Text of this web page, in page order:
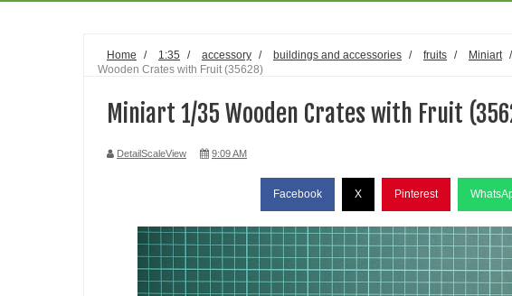
Home / 1:35 / accessory / buildings and accessories / fruits / Miniart /
Wooden Crates with Fruit (35628)
Miniart 1/35 Wooden Crates with Fruit
DetailScaleView 9:09 AM
Facebook X Pinterest